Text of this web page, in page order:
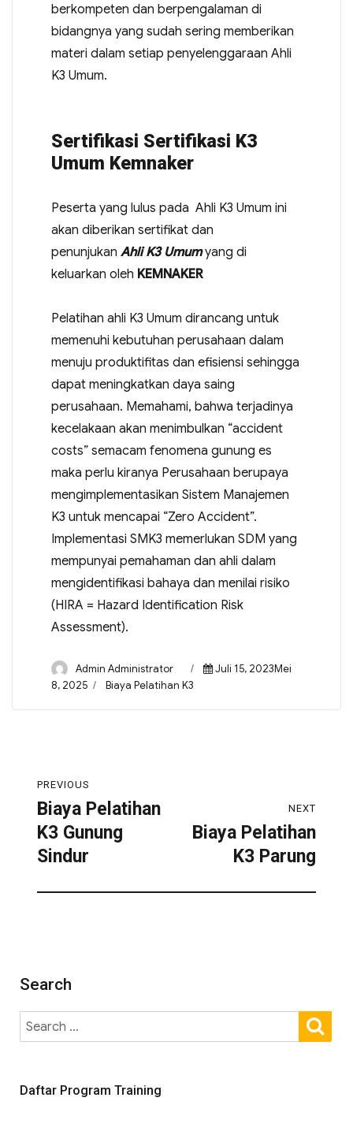
berkompeten dan berpengalaman di
bidangnya yang sudah sering memberikan
materi dalam setiap penyelenggaraan Ahli
K3 Umum.
Sertifikasi Sertifikasi K3
Umum Kemnaker
Peserta yang lulus pada Ahli K3 Umum ini
akan diberikan sertifikat dan
penunjukan Ahli K3 Umumyang di
keluarkan oleh KEMNAKER
Pelatihan ahli K3 Umum dirancang untuk
memenuhi kebutuhan perusahaan dalam
menuju produktifitas dan efisiensi sehingga
dapat meningkatkan daya saing
perusahaan. Memahami, bahwa terjadinya
kecelakaan akan menimbulkan “accident
costs” semacam fenomena gunung es
maka perlu kiranya Perusahaan berupaya
mengimplementasikan Sistem Manajemen
K3 untuk mencapai “Zero Accident”.
Implementasi SMK3 memerlukan SDM yang
mempunyai pemahaman dan ahli dalam
mengidentifikasi bahaya dan menilai risiko
(HIRA = Hazard Identification Risk
Assessment).
Admin Administrator
Juli 15, 2023Mei
8, 2025
Biaya Pelatihan K3
PREVIOUS
Biaya Pelatihan
K3 Gunung
Sindur
NEXT
Biaya Pelatihan
K3 Parung
Search
Daftar Program Training